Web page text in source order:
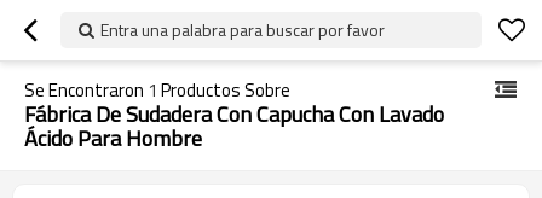
Entra una palabra para buscar por favor
Se Encontraron 1 Productos Sobre
Fábrica De Sudadera Con Capucha Con Lavado
Ácido Para Hombre